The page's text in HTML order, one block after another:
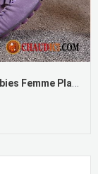
Mocassin Femme Vernis Noir Flâneurs Derbies Femme Plates Enceintes Soldes